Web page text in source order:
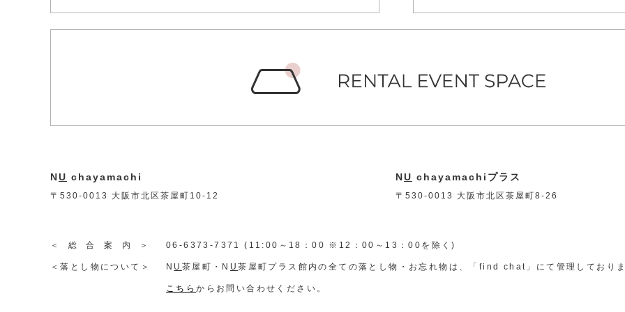
NU chayamachi
〒530-0013 大阪市北区茶屋町10-12
NU chayamachiプラス
〒530-0013 大阪市北区茶屋町8-26
＜総合案内＞ 06-6373-7371 (11:00～18：00 ※12：00～13：00を除く)
＜落とし物について＞ N U 茶屋町・N U茶屋町プラス館内の全ての落とし物・お忘れ物は、「find chat」にて管理しており
こちらからお問い合わせください。